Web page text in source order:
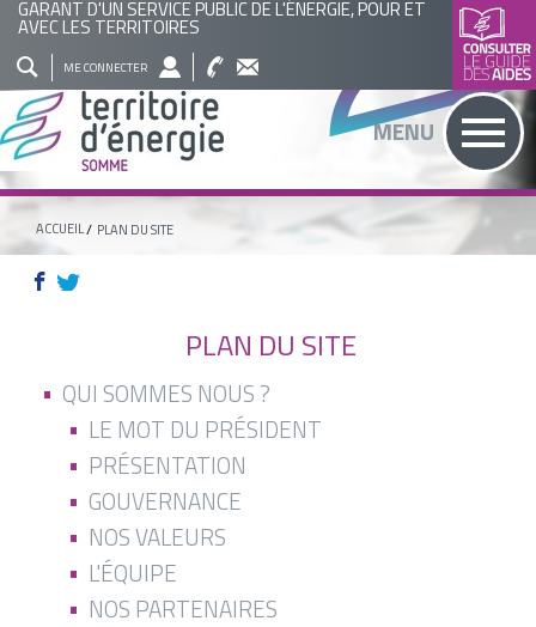
GARANT D'UN SERVICE PUBLIC DE L'ÉNERGIE, POUR ET
AVEC LES TERRITOIRES
ME CONNECTER
RECHERCHER MENU
ACCUEIL PLAN DU SITE
PLAN DU SITE
QUI SOMMES NOUS ?
LE MOT DU PRÉSIDENT
PRÉSENTATION
GOUVERNANCE
NOS VALEURS
L'ÉQUIPE
NOS PARTENAIRES
QUI
SOMMES
NOUS
?
NOS
ACTIONS
ACTUALITÉS
AGENDA
BASE
DOCUMENTAIRE